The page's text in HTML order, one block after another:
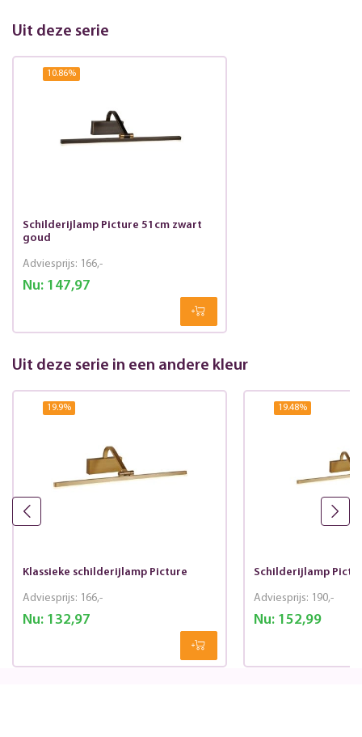
Uit deze serie
10.86%
Schilderijlamp Picture 51cm zwart
goud
Nu:147,97
Adviesprijs: 166,-
Uit deze serie in een andere kleur
19.9%
Klassieke schilderijlamp Picture
Nu:132,97
Adviesprijs: 166,-
19.48%
Schilderijlamp
Nu:152,99
Adviesprijs: 190,-